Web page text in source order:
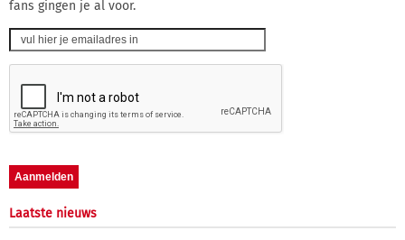
fans gingen je al voor.
Laatste nieuws